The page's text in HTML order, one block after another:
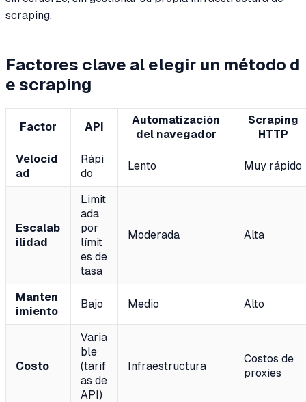
scraping.
Factores clave al elegir un método d
e scraping
Factor API
Automatización
del navegador
Scraping
HTTP
Velocid
ad
Rápi
do
Lento Muy rápido
Escalab
ilidad
Limit
ada
por
límit
es de
tasa
Moderada Alta
Manten
imiento
Bajo Medio Alto
Costo
Varia
ble
(tarif
as de
API)
Infraestructura
Costos de
proxies